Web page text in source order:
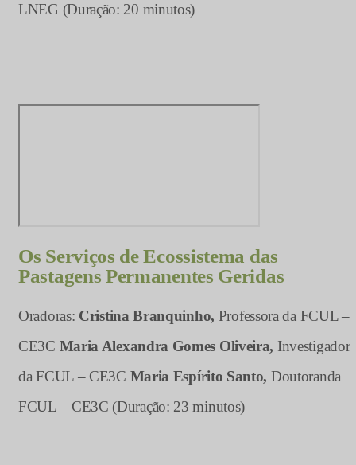
LNEG (Duração: 20 minutos)
Os Serviços de Ecossistema das
Pastagens Permanentes Geridas
Oradoras: Cristina Branquinho, Professora da FCUL –
CE3C Maria Alexandra Gomes Oliveira, Investigadora
da FCUL – CE3C Maria Espírito Santo, Doutoranda
FCUL – CE3C (Duração: 23 minutos)